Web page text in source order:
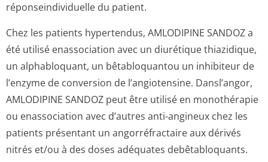
réponseindividuelle du patient.
Chez les patients hypertendus, AMLODIPINE SANDOZ a
été utilisé enassociation avec un diurétique thiazidique,
un alphabloquant, un bêtabloquantou un inhibiteur de
l’enzyme de conversion de l’angiotensine. Dansl’angor,
AMLODIPINE SANDOZ peut être utilisé en monothérapie
ou enassociation avec d’autres anti-angineux chez les
patients présentant un angorréfractaire aux dérivés
nitrés et/ou à des doses adéquates debêtabloquants.